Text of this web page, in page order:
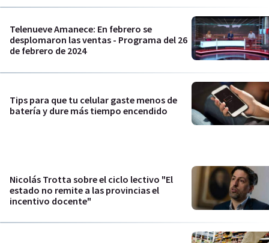
Telenueve Amanece: En febrero se
desplomaron las ventas - Programa del 26
de febrero de 2024
Tips para que tu celular gaste menos de
batería y dure más tiempo encendido
Nicolás Trotta sobre el ciclo lectivo "El
estado no remite a las provincias el
incentivo docente"